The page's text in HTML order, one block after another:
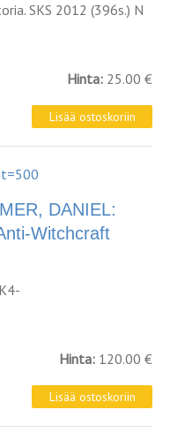
SKS 2012 (396s.) N
Hinta: 25.00 €
DANIEL:
Witchcraft
Hinta: 120.00 €